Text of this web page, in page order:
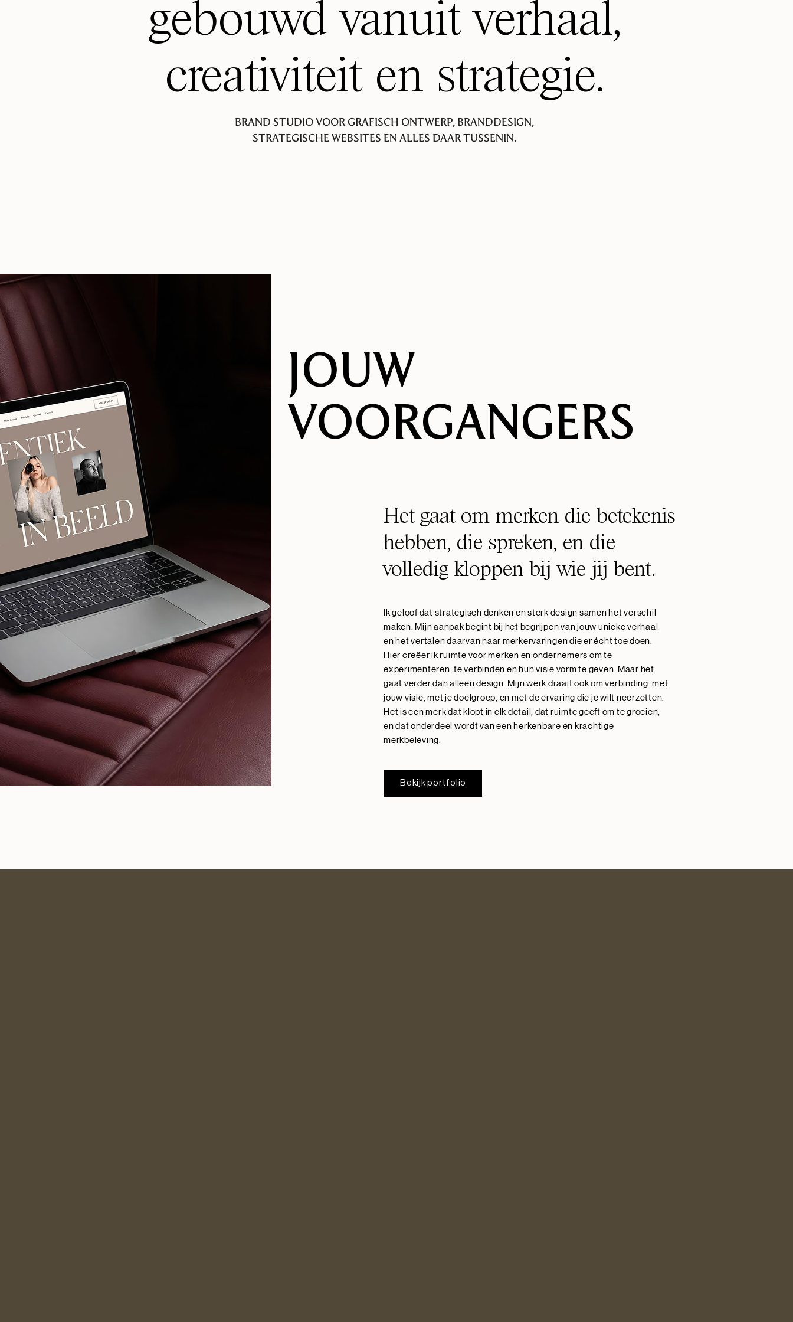
gebouwd vanuit verhaal,
creativiteit en strategie.
BRAND STUDIO VOOR GRAFISCH ONTWERP, BRANDDESIGN,
STRATEGISCHE WEBSITES EN ALLES DAAR TUSSENIN.
JOUW
VOORGANGERS
Het gaat om merken die betekenis
hebben, die spreken, en die
volledig kloppen bij wie jij bent.
Ik geloof dat strategisch denken en sterk design samen het verschil
maken. Mijn aanpak begint bij het begrijpen van jouw unieke verhaal
en het vertalen daarvan naar merkervaringen die er écht toe doen.
Hier creëer ik ruimte voor merken en ondernemers om te
experimenteren, te verbinden en hun visie vorm te geven. Maar het
gaat verder dan alleen design. Mijn werk draait ook om verbinding: met
jouw visie, met je doelgroep, en met de ervaring die je wilt neerzetten.
Het is een merk dat klopt in elk detail, dat ruimte geeft om te groeien,
en dat onderdeel wordt van een herkenbare en krachtige
merkbeleving.
Bekijk portfolio